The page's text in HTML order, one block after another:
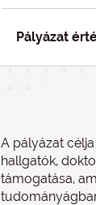
Pályázat
A pályázat
hallgatók,
támogatása,